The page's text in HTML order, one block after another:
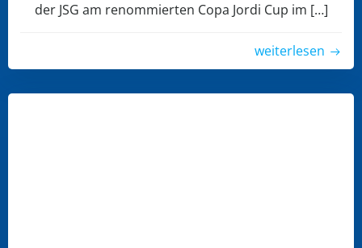
der JSG am renommierten Copa Jordi Cup im […]
weiterlesen